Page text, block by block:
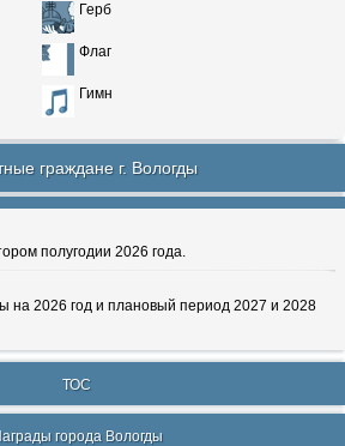
Герб
Флаг
Гимн
граждане г. Вологды
полугодии 2026 года.
на 2026 год и плановый период 2027 и 2028
ТОС
города Вологды